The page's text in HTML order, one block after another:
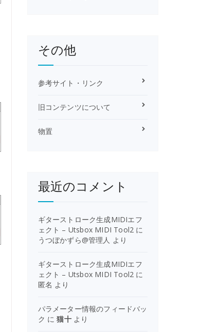
その他
参考サイト・リンク
旧コンテンツについて
物置
最近のコメント
ギターストローク生成MIDIエフ
ェクト – Utsbox MIDI Tool2 に
うつぼかずら@管理人 より
ギターストローク生成MIDIエフ
ェクト – Utsbox MIDI Tool2 に
匿名 より
パラメーター情報のフィードバッ
ク に猫十より